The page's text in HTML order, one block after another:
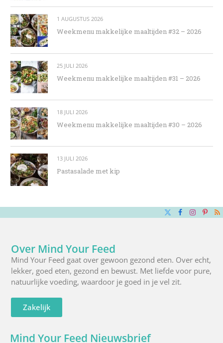
1 AUGUSTUS 2026
Weekmenu makkelijke maaltijden #32 – 2026
25 JULI 2026
Weekmenu makkelijke maaltijden #31 – 2026
18 JULI 2026
Weekmenu makkelijke maaltijden #30 – 2026
13 JULI 2026
Pastasalade met kip
X
Facebook
Over Mind Your Feed
Mind Your Feed gaat over gewoon gezond eten. Over echt,
lekker, goed eten, gezond en bewust. Met liefde voor pure,
natuurlijke voeding, waardoor je goed in je vel zit.
Zakelijk
Mind Your Feed Nieuwsbrief